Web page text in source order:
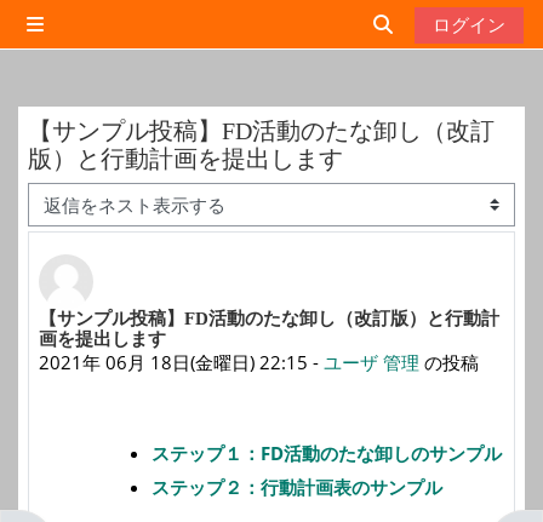
メインコンテンツへスキップする
サイドパネル
検索入力に切り替
ログイン
【サンプル投稿】FD活動のたな卸し（改訂
版）と行動計画を提出します
表示モード
【サンプル投稿】FD活動のたな卸し（改訂版）と行動計
画を提出します
2021年 06月 18日(金曜日) 22:15 - ユーザ 管理 の投稿
返信数: 0
ステップ１：FD活動のたな卸しのサンプル
ステップ２：行動計画表のサンプル